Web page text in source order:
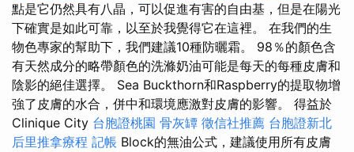
點是它仍然具有八晶，可以促進有害的自由基，但是在陽光
下確實是如此可靠，以至於我覺得它在這裡。 在我們的生
物色專家的幫助下，我們建議10種防曬霜。 98％的顏色含
有天然成分的略帶顏色的洗滌奶油可能是每天的每種皮膚和
陰影的絕佳選擇。 Sea Buckthorn和Raspberry的提取物增
強了皮膚的水合，併中和環境應激對皮膚的影響。 得益於
Clinique City 台胞證桃園 骨灰罈 徵信社推薦 台胞證新北
后里推拿療程 記帳 Block的無油公式，建議使用所有皮膚